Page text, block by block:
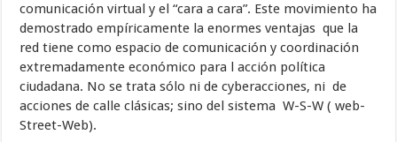
comunicación virtual y el “cara a cara”. Este movimiento ha
demostrado empíricamente la enormes ventajas que la
red tiene como espacio de comunicación y coordinación
extremadamente económico para l acción política
ciudadana. No se trata sólo ni de cyberacciones, ni de
acciones de calle clásicas; sino del sistema W-S-W ( web-
Street-Web).